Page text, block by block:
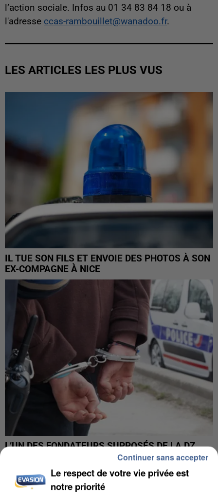
l’action sociale. Infos au 01 34 83 84 18 ou à
l'adresse ccas-rambouillet@wanadoo.fr.
LES ARTICLES LES PLUS VUS
IL TUE SON FILS ET ENVOIE DES PHOTOS À SON
EX-COMPAGNE À NICE
L’UN DES FONDATEURS SUPPOSÉS DE LA DZ
MAFIA INTERPELLÉ EN ALGÉRIE
Le respect de votre vie privée est
notre priorité
Continuer sans accepter